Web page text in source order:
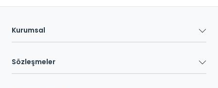
Kurumsal
Sözleşmeler